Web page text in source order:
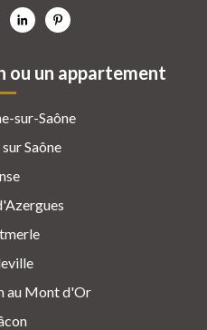
ou un appartement
sur-Saône
Saône
au Mont d'Or